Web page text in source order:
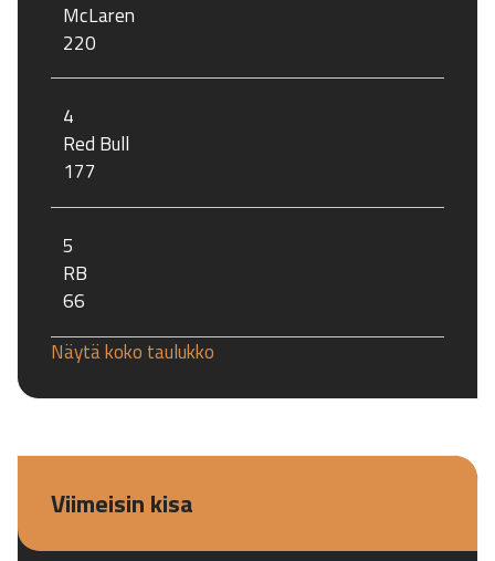
McLaren
220
4
Red Bull
177
5
RB
66
Näytä koko taulukko
Viimeisin kisa